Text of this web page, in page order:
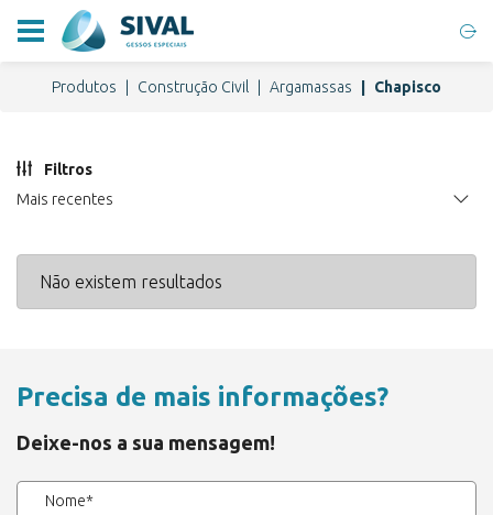
Produtos Construção Civil Argamassas Chapisco
Filtros
Mais recentes
Não existem resultados
Precisa de mais informações?
Deixe-nos a sua mensagem!